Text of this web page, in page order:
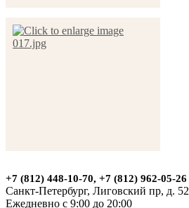
+7 (812) 448-10-70, +7 (812) 962-05-26
Санкт-Петербург, Лиговский пр, д. 52
Ежедневно с 9:00 до 20:00